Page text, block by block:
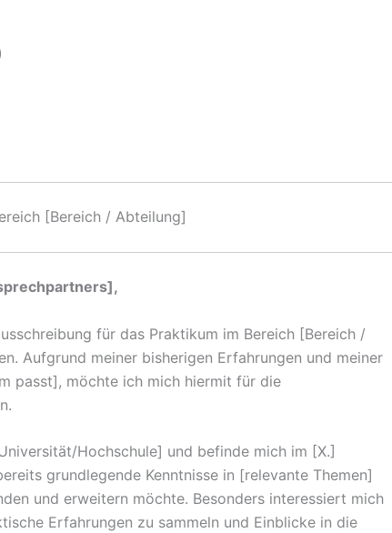
[Bereich / Abteilung]
für das Praktikum im Bereich [Bereich /
Aufgrund meiner bisherigen Erfahrungen und meiner
passt], möchte ich mich hiermit für die
Hochschule] und befinde mich im [X.]
grundlegende Kenntnisse in [relevante Themen]
und erweitern möchte. Besonders interessiert mich
Erfahrungen zu sammeln und Einblicke in die